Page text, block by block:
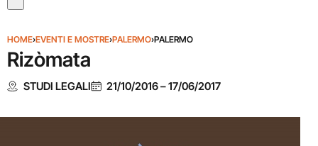
HOME›EVENTI E MOSTRE›PALERMO›PALERMO
Rizòmata
STUDI LEGALI 21/10/2016–17/06/2017